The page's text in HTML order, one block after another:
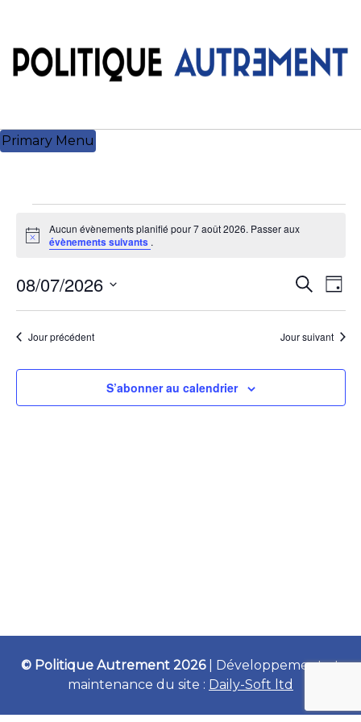
content
Primary Menu
Évènements
7
août
2026
Notice
Aucun évènements planifié pour 7 août 2026. Passer aux
évènements suivants .
de
Jour
08/07/2026
date.
Jour précédent Jour suivant
S’abonner au calendrier
© Politique Autrement 2026
Développement et
maintenance du site : Daily-Soft ltd